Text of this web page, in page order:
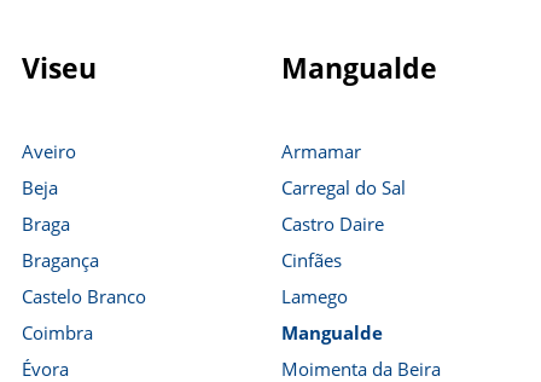
Viseu Mangualde
Aveiro
Beja
Braga
Bragança
Castelo Branco
Coimbra
Évora
Armamar
Carregal do Sal
Castro Daire
Cinfães
Lamego
Mangualde
Moimenta da Beira